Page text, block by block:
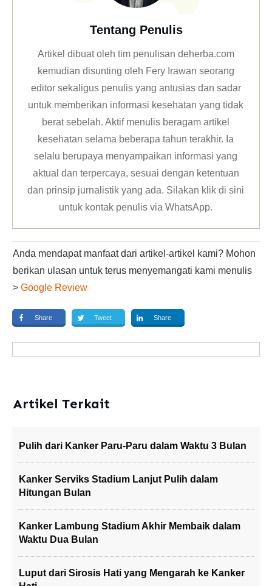
Tentang Penulis
Artikel dibuat oleh tim penulisan deherba.com
kemudian disunting oleh Fery Irawan seorang
editor sekaligus penulis yang antusias dan sadar
untuk memberikan informasi kesehatan yang tidak
berat sebelah. Aktif menulis beragam artikel
kesehatan selama beberapa tahun terakhir. Ia
selalu berupaya menyampaikan informasi yang
aktual dan terpercaya, sesuai dengan ketentuan
dan prinsip jurnalistik yang ada. Silakan klikdi sini
untuk kontak penulis via WhatsApp.
Anda mendapat manfaat dari artikel-artikel kami? Mohon
berikan ulasan untuk terus menyemangati kami menulis
> Google Review
Share Tweet Share
Artikel Terkait
Pulih dari Kanker Paru-Paru dalam Waktu 3 Bulan
Kanker Serviks Stadium Lanjut Pulih dalam
Hitungan Bulan
Kanker Lambung Stadium Akhir Membaik dalam
Waktu Dua Bulan
Luput dari Sirosis Hati yang Mengarah ke Kanker